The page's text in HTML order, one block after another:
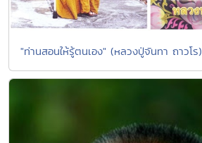
"ท่านสอนให้รู้ตนเอง" (หลวงปู่จันทา ถาวโร)